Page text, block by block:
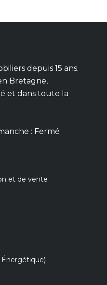
depuis 15 ans.
Bretagne,
et dans toute la
: Fermé
et de vente